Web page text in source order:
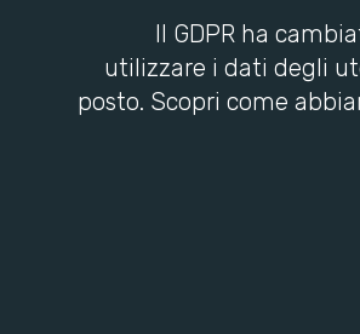
Il GDPR ha
utilizzare i dati degli
posto. Scopri come